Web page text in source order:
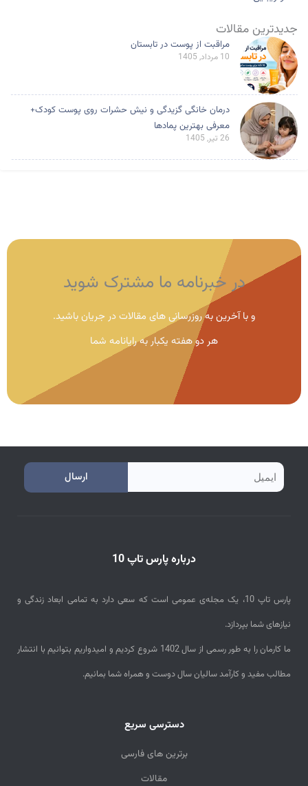
جدیدترین مقالات
مراقبت از پوست در تابستان
10 مرداد, 1405
درمان خانگی گزیدگی و نیش حشرات روی پوست کودک+
معرفی بهترین پمادها
26 تیر, 1405
در خبرنامه ما مشترک شوید
و با آخرین به روزرسانی های مقالات در جریان باشید.
هر دو هفته یکبار به رایانامه شما
e
ارسال
درباره پارس تاپ 10
پارس تاپ 10، یک مجله‌ی عمومی است که سعی دارد به تمامی ابعاد زندگی و
نیازهای شما بپردازد.
ما کارمان را به طور رسمی از سال 1402 شروع کردیم و امیدواریم بتوانیم با انتشار
مطالب مفید و کارآمد سالیان سال دوست و همراه شما بمانیم.
دسترسی سریع
برترین های فارسی
مقالات